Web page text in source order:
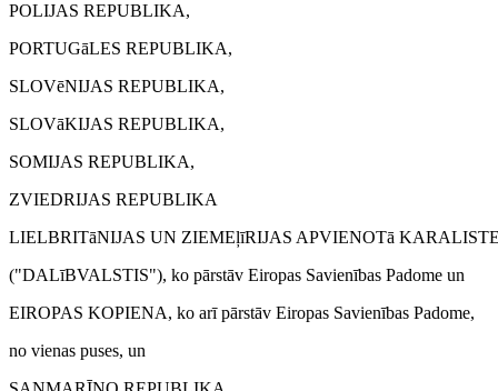
POLIJAS REPUBLIKA,
PORTUGāLES REPUBLIKA,
SLOVēNIJAS REPUBLIKA,
SLOVāKIJAS REPUBLIKA,
SOMIJAS REPUBLIKA,
ZVIEDRIJAS REPUBLIKA
LIELBRITāNIJAS UN ZIEMEļ­īRIJAS APVIENOTā
("DALīBVALSTIS"), ko pārstāv Eiropas Savienības Padome un
EIROPAS KOPIENA, ko arī pārstāv Eiropas Savienības Padome,
no vienas puses, un